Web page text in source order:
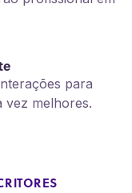
para
vez melhores.